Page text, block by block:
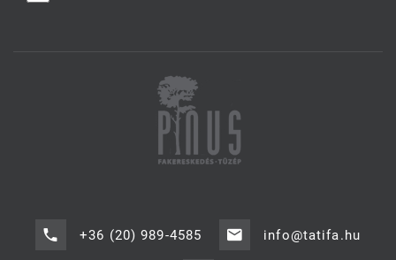
+36 (20) 989-4585 info@tatifa.hu